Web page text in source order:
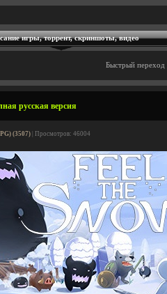
игры, торрент, скриншоты, видео
Быстрый переход
русская версия
(3507) | Просмотров: 46004